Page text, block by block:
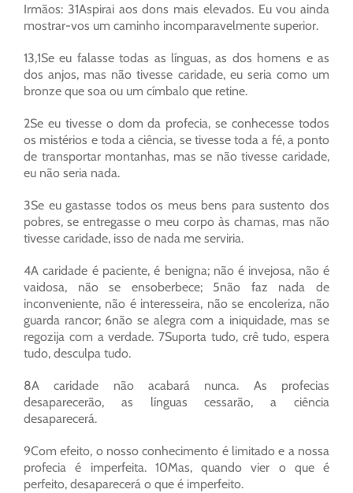
Irmãos: 31Aspirai aos dons mais elevados. Eu vou ainda
mostrar-vos um caminho incomparavelmente superior.
13,1Se eu falasse todas as línguas, as dos homens e as
dos anjos, mas não tivesse caridade, eu seria como um
bronze que soa ou um címbalo que retine.
2Se eu tivesse o dom da profecia, se conhecesse todos
os mistérios e toda a ciência, se tivesse toda a fé, a ponto
de transportar montanhas, mas se não tivesse caridade,
eu não seria nada.
3Se eu gastasse todos os meus bens para sustento dos
pobres, se entregasse o meu corpo às chamas, mas não
tivesse caridade, isso de nada me serviria.
4A caridade é paciente, é benigna; não é invejosa, não é
vaidosa, não se ensoberbece; 5não faz nada de
inconveniente, não é interesseira, não se encoleriza, não
guarda rancor; 6não se alegra com a iniquidade, mas se
regozija com a verdade. 7Suporta tudo, crê tudo, espera
tudo, desculpa tudo.
8A caridade não acabará nunca. As profecias
desaparecerão, as línguas cessarão, a ciência
desaparecerá.
9Com efeito, o nosso conhecimento é limitado e a nossa
profecia é imperfeita. 10Mas, quando vier o que é
perfeito, desaparecerá o que é imperfeito.